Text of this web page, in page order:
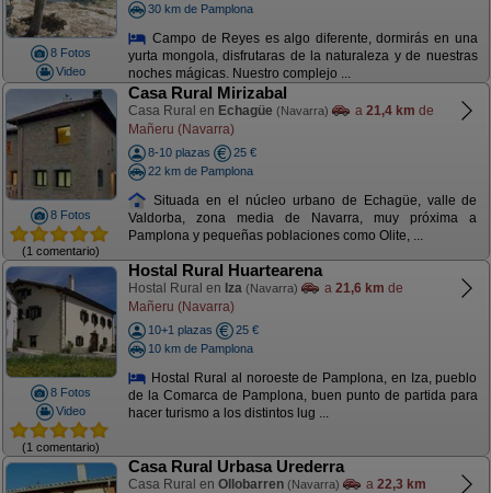
8 Fotos
Video
30 km de Pamplona
Campo de Reyes es algo diferente, dormirás en una
yurta mongola, disfrutaras de la naturaleza y de nuestras
noches mágicas. Nuestro complejo ...
8 Fotos
(1 comentario)
Casa Rural Mirizabal
Casa Rural en Echagüe (Navarra) a 21,4 km de
Mañeru (Navarra)
8-10 plazas
25 €
22 km de Pamplona
Situada en el núcleo urbano de Echagüe, valle de
Valdorba, zona media de Navarra, muy próxima a
Pamplona y pequeñas poblaciones como Olite, ...
8 Fotos
Video
(1 comentario)
Hostal Rural Huartearena
Hostal Rural en Iza (Navarra) a 21,6 km de
Mañeru (Navarra)
10+1 plazas
25 €
10 km de Pamplona
Hostal Rural al noroeste de Pamplona, en Iza, pueblo
de la Comarca de Pamplona, buen punto de partida para
hacer turismo a los distintos lug ...
Casa Rural Urbasa Urederra
Casa Rural en Ollobarren (Navarra) a 22,3 km